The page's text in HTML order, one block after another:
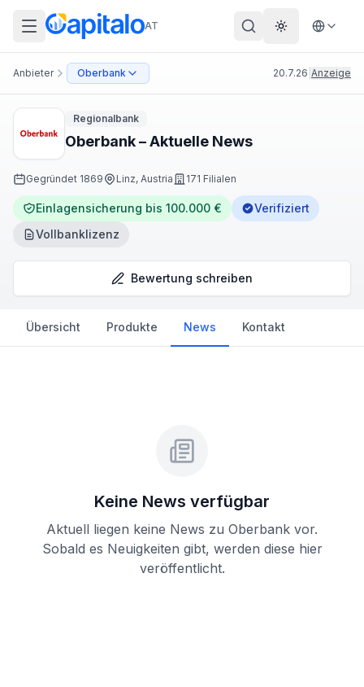
AT Theme
Anbieter Oberbank 20.7.26 Anzeige
Regionalbank
Oberbank – Aktuelle News
Gegründet 1869 Linz, Austria 171 Filialen
Einlagensicherung bis 100.000 €
Verifiziert
Vollbanklizenz
Bewertung schreiben
Übersicht Produkte News Kontakt
Keine News verfügbar
Aktuell liegen keine News zu Oberbank vor.
Sobald es Neuigkeiten gibt, werden diese hier
veröffentlicht.